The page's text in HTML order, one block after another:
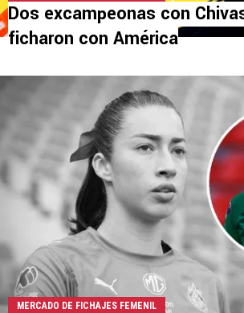
Dos excampeonas con
ficharon con América
MERCADO DE FICHAJES FEMENIL